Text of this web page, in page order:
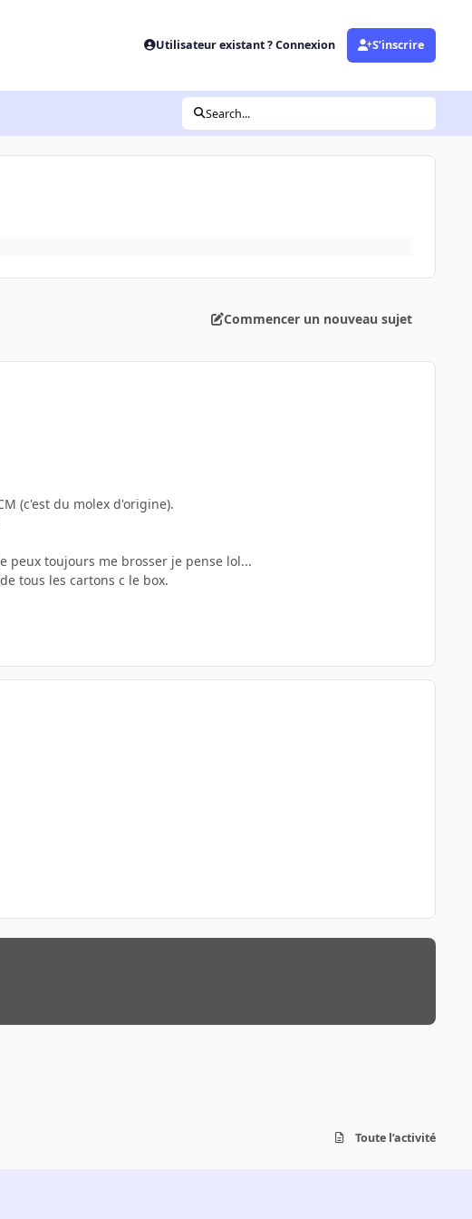
Utilisateur existant ? Connexion S’inscrire
Search...
Commencer un nouveau sujet
(c'est du molex d'origine).
peux toujours me brosser je pense lol...
tous les cartons c le box.
Toute l’activité